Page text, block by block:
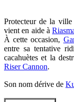
Protecteur de la ville
vient en aide à
À cette occasion,
entre sa tentative
cacahuètes et la
Riser Cannon.
Son nom dérive de